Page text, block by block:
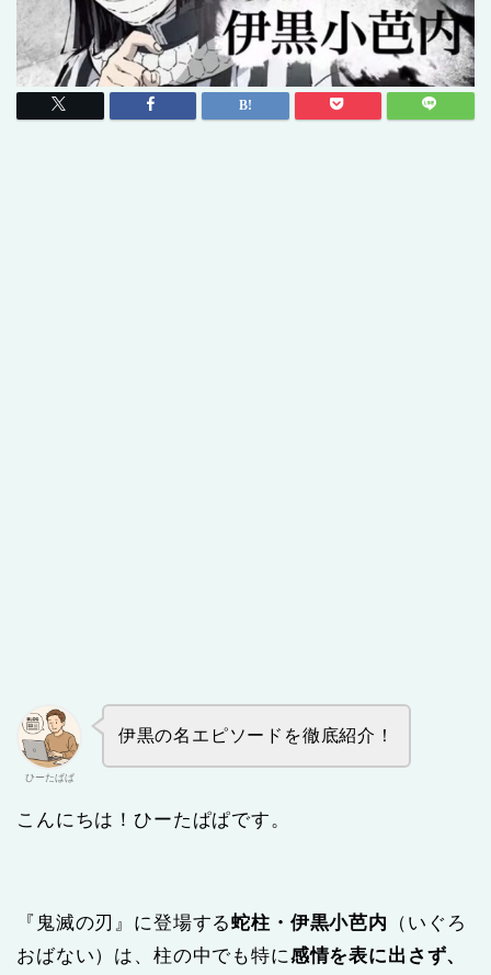
ひーたぱぱ
伊黒の名エピソードを徹底紹介！
こんにちは！ひーたぱぱです。
『鬼滅の刃』に登場する蛇柱・伊黒小芭内
（いぐろ
おばない）は、柱の中でも特に感情を表に出さず、